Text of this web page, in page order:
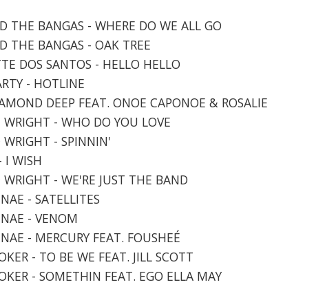
BANGAS - WHERE DO WE ALL GO
THE BANGAS - OAK TREE
DOS SANTOS - HELLO HELLO
- HOTLINE
DEEP FEAT. ONOE CAPONOE & ROSALIE
- WHO DO YOU LOVE
- SPINNIN'
I WISH
- WE'RE JUST THE BAND
- SATELLITES
- VENOM
- MERCURY FEAT. FOUSHEÉ
- TO BE WE FEAT. JILL SCOTT
- SOMETHIN FEAT. EGO ELLA MAY